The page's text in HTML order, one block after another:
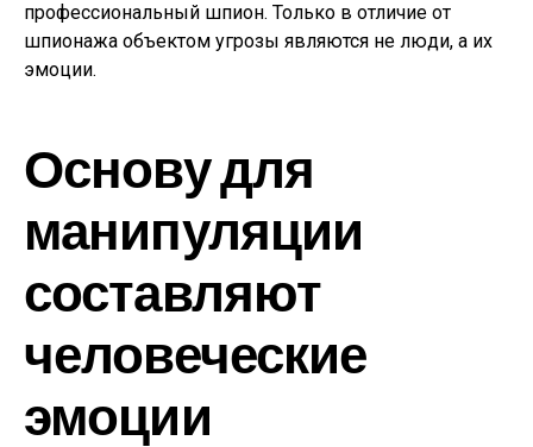
профессиональный шпион. Только в отличие от
шпионажа объектом угрозы являются не люди, а их
эмоции.
Основу для
манипуляции
составляют
человеческие
эмоции